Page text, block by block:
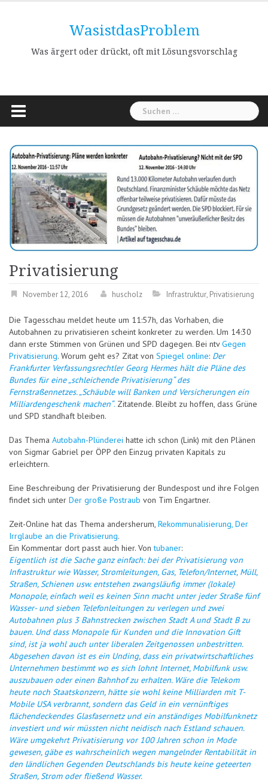
WasistdasProblem
Was ärgert oder drückt, oft mit Lösungsvorschlag
Suchen
nach:
Privatisierung
November 12, 2016 huscholz Infrastruktur, Privatisierung
Die Tagesschau meldet heute um 11:57h, das Vorhaben, die
Autobahnen zu privatisieren scheint konkreter zu werden. Um 14:30
dann erste Stimmen von Grünen und SPD dagegen. Bei ntvGegen
Privatisierung. Worum geht es? Zitat von Spiegel online: Der
Frankfurter Verfassungsrechtler Georg Hermes hält die Pläne des
Bundes für eine „schleichende Privatisierung“ des
Fernstraßennetzes. „Schäuble will Banken und Versicherungen ein
Milliardengeschenk machen“. Zitatende. Bleibt zu hoffen, dass Grüne
und SPD standhaft bleiben.
Das Thema Autobahn-Plünderei hatte ich schon (Link) mit den Plänen
von Sigmar Gabriel per ÖPP den Einzug privaten Kapitals zu
erleichtern.
Eine Beschreibung der Privatisierung der Bundespost und ihre Folgen
findet sich unter Der große Postraub von Tim Engartner.
Zeit-Online hat das Thema andersherum, Rekommunalisierung, Der
Irrglaube an die Privatisierung.
Ein Kommentar dort passt auch hier. Vontubaner:
Eigentlich ist die Sache ganz einfach: bei der Privatisierung von
Infrastruktur wie Wasser, Stromleitungen, Gas, Telefon/Internet, Müll,
Straßen, Schienen usw. entstehen zwangsläufig immer (lokale)
Monopole, einfach weil es keinen Sinn macht unter jeder Straße fünf
Wasser- und sieben Telefonleitungen zu verlegen und zwei
Autobahnen plus 3 Bahnstrecken zwischen Stadt A und Stadt B zu
bauen. Und dass Monopole für Kunden und die Innovation Gift
sind, ist ja wohl auch unter liberalen Zeitgenossen unbestritten.
Abgesehen davon ist es ein Unding, dass ein privatwirtschaftliches
Unternehmen bestimmt wo es sich lohnt Internet, Mobilfunk usw.
auszubauen oder einen Bahnhof zu erhalten. Wäre die Telekom
heute noch Staatskonzern, hätte sie wohl keine Milliarden mit T-
Mobile USA verbrannt, sondern das Geld in ein vernünftiges
flächendeckendes Glasfasernetz und ein anständiges Mobilfunknetz
investiert und wir müssten nicht neidisch nach Estland schauen.
Wäre umgekehrt Privatisierung vor 100 Jahren schon in Mode
gewesen, gäbe es wahrscheinlich wegen mangelnder Rentabilität in
den ländlichen Gegenden Deutschlands bis heute keine geteerten
Straßen, Strom oder fließend Wasser.